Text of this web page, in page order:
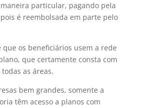
particular, pagando pela
é reembolsada em parte pelo
que os beneficiários usem a rede
que certamente consta com
as áreas.
bem grandes, somente a
têm acesso a planos com